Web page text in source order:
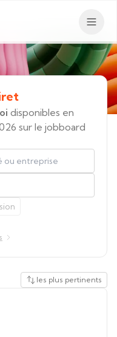
disponibles en
sur le jobboard
les plus pertinents